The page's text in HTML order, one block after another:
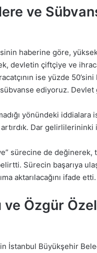
ve
haberine göre,
devletin çiftçiye ve
ise yüzde
ediyoruz. Devlet
yönündeki
Dar gelirlilerininki
sürecine de
Sürecin başarıya
aktarılacağını ifade etti.
Özgür
İstanbul Büyükşehir